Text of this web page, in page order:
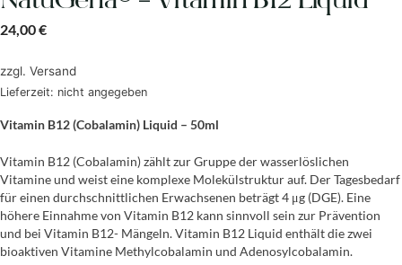
24,00€
zzgl. Versand
Lieferzeit: nicht angegeben
Vitamin B12 (Cobalamin) Liquid – 50ml
Vitamin B12 (Cobalamin) zählt zur Gruppe der wasserlöslichen
Vitamine und weist eine komplexe Molekülstruktur auf. Der Tagesbedarf
für einen durchschnittlichen Erwachsenen beträgt 4 μg (DGE). Eine
höhere Einnahme von Vitamin B12 kann sinnvoll sein zur Prävention
und bei Vitamin B12- Mängeln. Vitamin B12 Liquid enthält die zwei
bioaktiven Vitamine Methylcobalamin und Adenosylcobalamin.